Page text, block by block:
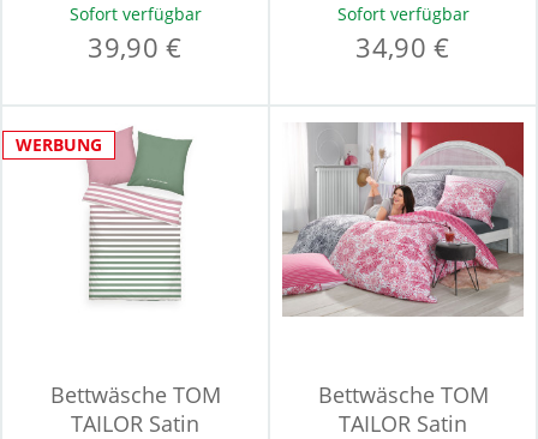
Sofort verfügbar
39,90 €
Sofort verfügbar
34,90 €
WERBUNG
Bettwäsche TOM
TAILOR Satin
Bettwäsche TOM
TAILOR Satin